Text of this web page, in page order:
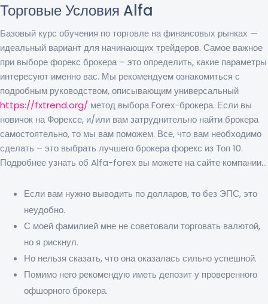
Торговые Условия Alfa
Базовый курс обучения по торговле на финансовых рынках —
идеальный вариант для начинающих трейдеров. Самое важное
при выборе форекс брокера – это определить, какие параметры
интересуют именно вас. Мы рекомендуем ознакомиться с
подробным руководством, описывающим универсальный
https://fxtrend.org/ метод выбора Forex-брокера. Если вы
новичок на Форексе, и/или вам затруднительно найти брокера
самостоятельно, то мы вам поможем. Все, что вам необходимо
сделать – это выбрать лучшего брокера форекс из Топ 10.
Подробнее узнать об Alfa-forex вы можете на сайте компании…
Если вам нужно выводить по долларов, то без ЭПС, это
неудобно.
С моей фамилией мне не советовали торговать валютой,
но я рискнул.
Но нельзя сказать, что она оказалась сильно успешной.
Помимо него рекомендую иметь депозит у проверенного
офшорного брокера.